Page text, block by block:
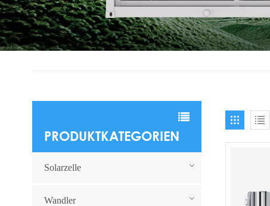
PRODUKTKATEGORIEN
Solarzelle
Wandler